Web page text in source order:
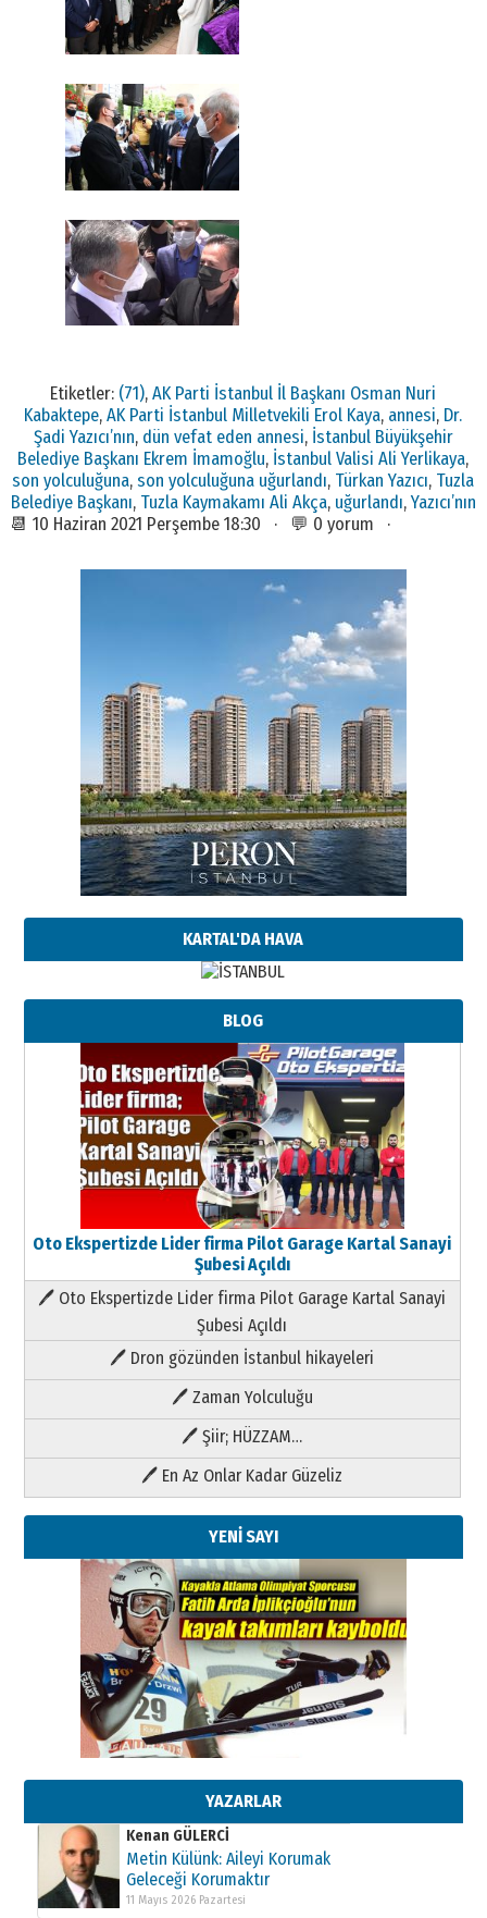
Etiketler: (71),AK Parti İstanbul İl Başkanı Osman Nuri
Kabaktepe,AK Parti İstanbul Milletvekili Erol Kaya, annesi, Dr.
Şadi Yazıcı’nın, dün vefat eden annesi, İstanbul Büyükşehir
Belediye Başkanı Ekrem İmamoğlu, İstanbul Valisi Ali Yerlikaya,
son yolculuğuna,son yolculuğuna uğurlandı, Türkan Yazıcı, Tuzla
Belediye Başkanı, Tuzla Kaymakamı Ali Akça, uğurlandı,Yazıcı’nın
📆 10 Haziran 2021 Perşembe 18:30 · 💬 0 yorum ·
KARTAL'DA HAVA
BLOG
Oto Ekspertizde Lider firma Pilot Garage Kartal Sanayi
Şubesi Açıldı
🖊 Oto Ekspertizde Lider firma Pilot Garage Kartal Sanayi
Şubesi Açıldı
🖊 Dron gözünden İstanbul hikayeleri
🖊 Zaman Yolculuğu
🖊 Şiir; HÜZZAM…
🖊 En Az Onlar Kadar Güzeliz
YENİ SAYI
YAZARLAR
Kenan GÜLERCİ
Metin Külünk: Aileyi Korumak
Geleceği Korumaktır
11 Mayıs 2026 Pazartesi
Kenan GÜLERCİ
Metin Külünk: Aileyi Korumak
Geleceği Korumaktır
11 Mayıs 2026 Pazartesi